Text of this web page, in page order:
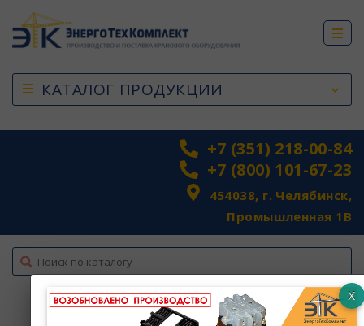
КАТАЛОГ ПРОДУКЦИИ
+7 (351) 218-00-84
+7 (800) 101-67-23
454038, г. Челябинск,
Промышленная 1В
top